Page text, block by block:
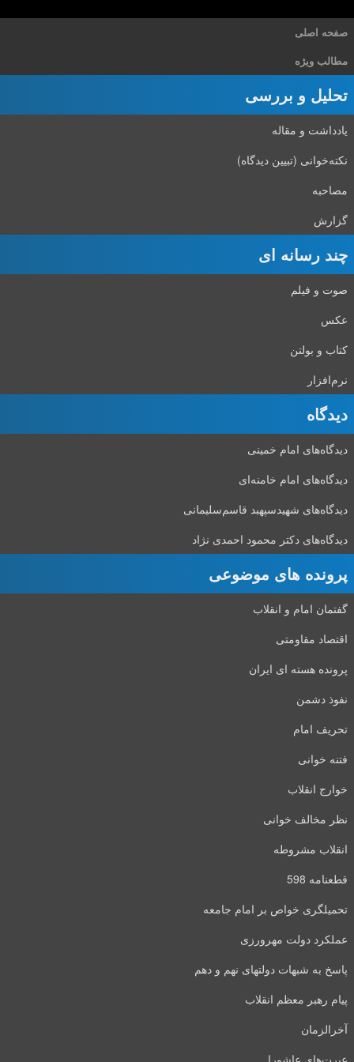
صفحه اصلی
مطالب ویژه
تحلیل و بررسی
یادداشت و مقاله
نکته‌خوانی (تبیین دیدگاه)
مصاحبه
گزارش
چند رسانه ای
صوت و فیلم
عکس
کتاب و بولتن
نرم‌افزار
دیدگاه‌
دیدگاه‌های امام خمینی
دیدگاه‌های امام خامنه‌ای
دیدگاه‌های شهید‌سپهبد قاسم‌سلیمانی
دیدگاه‌های دکتر محمود احمدی نژاد
پرونده های موضوعی
گفتمان امام و انقلاب
اقتصاد مقاومتی
پرونده هسته ای ایران
نفوذ دشمن
تحریف امام
فتنه خوانی
خوارج انقلاب
نظر مخالف خوانی
انقلاب مشروطه
قطعنامه 598
تحمیلگری خواص بر امام جامعه
عملکرد دولت مهرورزی
پاسخ به شبهات دولتهای نهم و دهم
پیام رهبر معظم انقلاب
آخرالزمان
عبرت‌های عاشورا